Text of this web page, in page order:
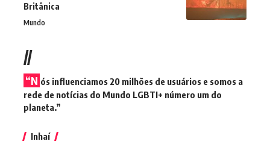
Britânica
Mundo
//
“N ós influenciamos 20 milhões de usuários e somos a
rede de notícias do Mundo LGBTI+ número um do
planeta.”
Inhaí